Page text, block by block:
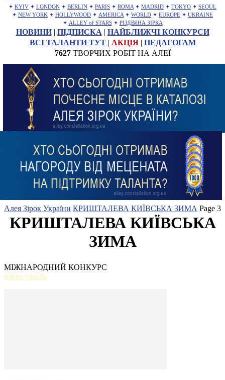
✦ KYIV ✦ LONDON ✦ BERLIN ✦ PARIS ✦ ROMA ✦ MADRID ✦ TOKYO ✦ SEOUL
✦ NEW YORK ✦ HOLLYWOOD ✦ AMERICA ✦ WORLD ✦ EUROPE ✦ UKRAINE
✦ ALLEY of STARS ✦ РІЗДВЯНА ЗІРКА
НОВИНИ| ПІДПИСКА | НАЙБЛИЖЧІ КОНКУРСИ
ВСІ ТАЛАНТИ ТУТ| АКЦІЯ| ПЕДАГОГАМ
7627ТВОРЧИХ РОБІТ НА АЛЕЇ
Алея Зірок України КРИШТАЛЕВА КИЇВСЬКА ЗИМА Page 3
КРИШТАЛЕВА КИЇВСЬКА
ЗИМА
МІЖНАРОДНИЙ КОНКУРС
взяти участь